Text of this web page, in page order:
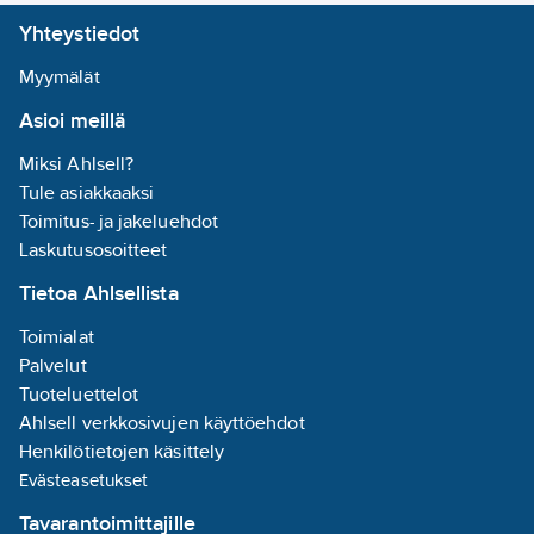
Yhteystiedot
Myymälät
Asioi meillä
Miksi Ahlsell?
Tule asiakkaaksi
Toimitus- ja jakeluehdot
Laskutusosoitteet
Tietoa Ahlsellista
Toimialat
Palvelut
Tuoteluettelot
Ahlsell verkkosivujen käyttöehdot
Henkilötietojen käsittely
Evästeasetukset
Tavarantoimittajille